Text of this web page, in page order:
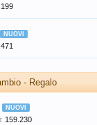
- Regalo
159.230